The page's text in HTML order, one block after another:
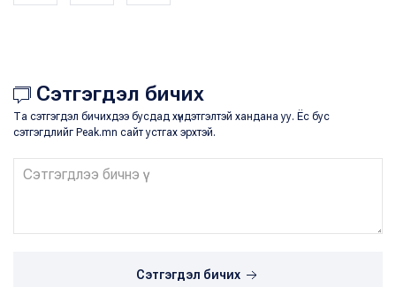
Сэтгэгдэл бичих
Та сэтгэгдэл бичихдээ бусдад хүндэтгэлтэй хандана уу. Ёс бус
сэтгэгдлийг Peak.mn сайт устгах эрхтэй.
Сэтгэгдэл бичих